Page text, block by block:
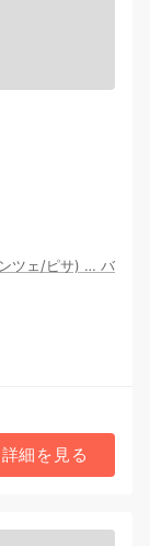
ツェ/ピサ) … バ
詳細を見る